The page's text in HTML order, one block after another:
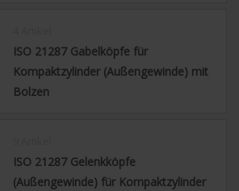
ISO 21287 Gabelköpfe für
Kompaktzylinder (Außengewinde) mit
Bolzen
ISO 21287 Gelenkköpfe
(Außengewinde) für Kompaktzylinder